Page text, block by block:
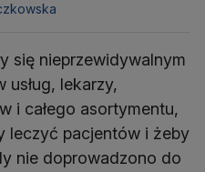
się nieprzewidywalnym
lekarzy,
i całego asortymentu,
leczyć pacjentów i żeby
nie doprowadzono do